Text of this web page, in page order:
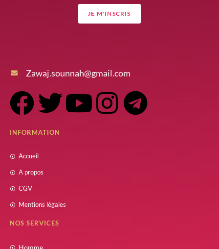
JE M'INSCRIS
Zawaj.sounnah@gmail.com
INFORMATION
Accueil
A propos
CGV
Mentions légales
NOS SERVICES
Homme